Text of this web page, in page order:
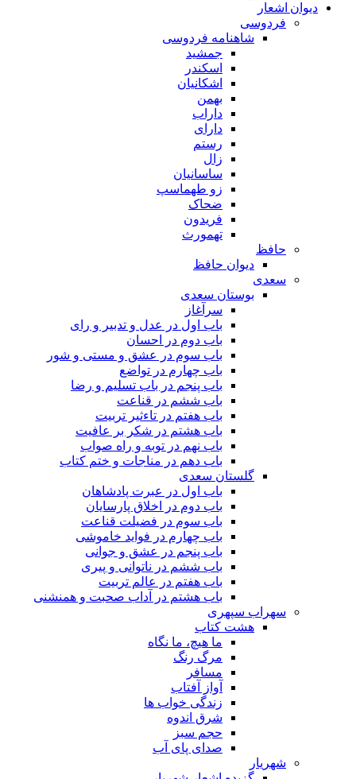
دیوان اشعار
فردوسی
شاهنامه فردوسی
جمشید
اسکندر
اشکانیان
بهمن
داراب
دارای
رستم
زال
ساسانیان
زو طهماسپ‏
ضحاک
فریدون
تهمورث
حافظ
دیوان حافظ
سعدی
بوستان سعدی
سرآغاز
باب اول در عدل و تدبیر و رای
باب دوم در احسان
باب سوم در عشق و مستی و شور
باب چهارم در تواضع
باب پنجم در باب تسلیم و رضا
باب ششم در قناعت
باب هفتم در تاءثیر تربیت
باب هشتم در شکر بر عافیت
باب نهم در توبه و راه صواب
باب دهم در مناجات و ختم کتاب
گلستان سعدی
باب اول در عبرت پادشاهان
باب دوم در اخلاق پارسایان
باب سوم در فضیلت قناعت
باب چهارم در فواید خاموشى
باب پنجم در عشق و جوانى
باب ششم در ناتوانى و پیرى
باب هفتم در عالم تربیت
باب هشتم در آداب صحبت و همنشنى
سهراب سپهری
هشت کتاب
ما هیچ، ما نگاه
مرگ رنگ
مسافر
آواز آفتاب
زندگی خواب ها
شرق اندوه
حجم سبز
صدای پای آب
شهریار